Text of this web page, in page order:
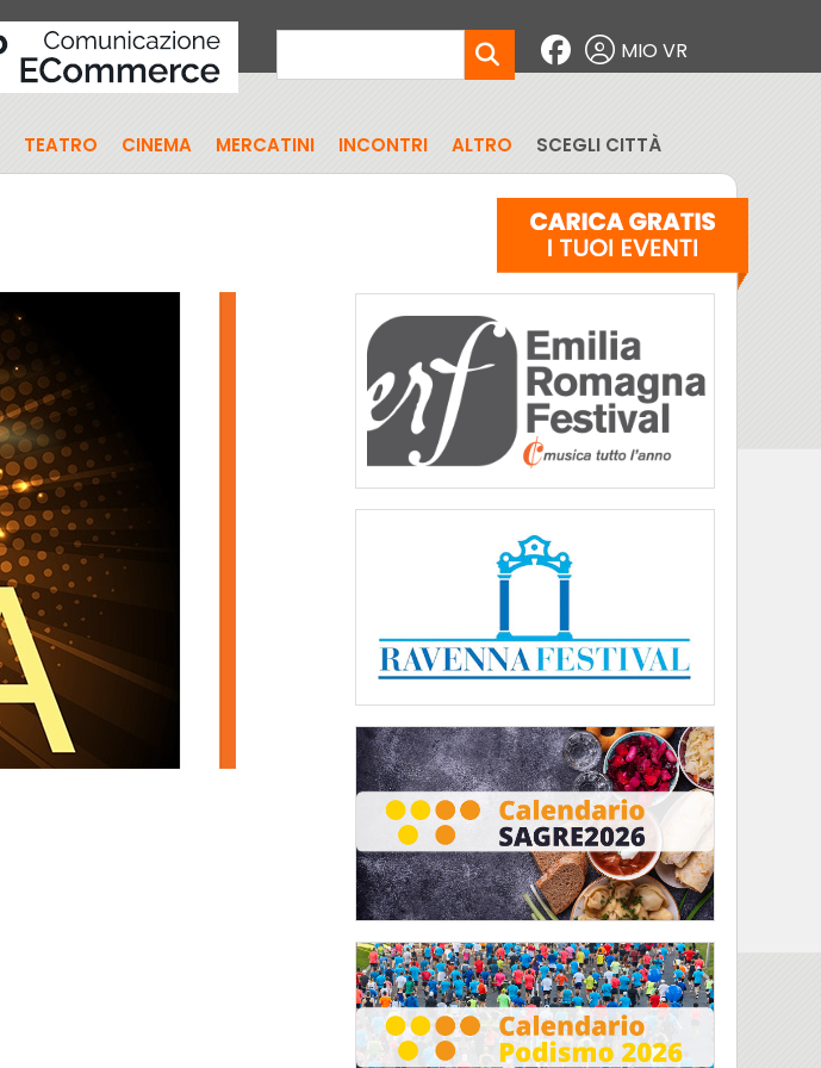
MIO VR
TEATRO CINEMA MERCATINI INCONTRI ALTRO SCEGLI CITTÀ